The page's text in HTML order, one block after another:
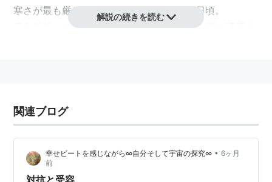
寒さが最も厳しくなる頃。毎年1月20〜21日頃。
的には、天球上の黄経300度の点を太陽が通過す
大寒と敵(かたき)のごとく對ひけり 富安風生
解説の続きを読む
関連ブログ
幸せビートを感じながら∞自分そして宇宙の探究∞ • 6ヶ月
前